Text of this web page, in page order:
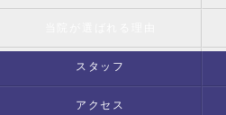
スタッフ
アクセス